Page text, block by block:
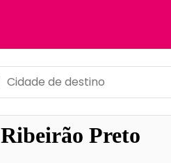
Ribeirão Preto